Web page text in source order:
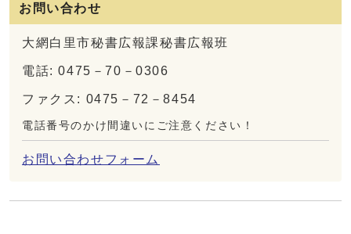
お問い合わせ
大網白里市秘書広報課秘書広報班
電話: 0475－70－0306
ファクス: 0475－72－8454
電話番号のかけ間違いにご注意ください！
お問い合わせフォーム